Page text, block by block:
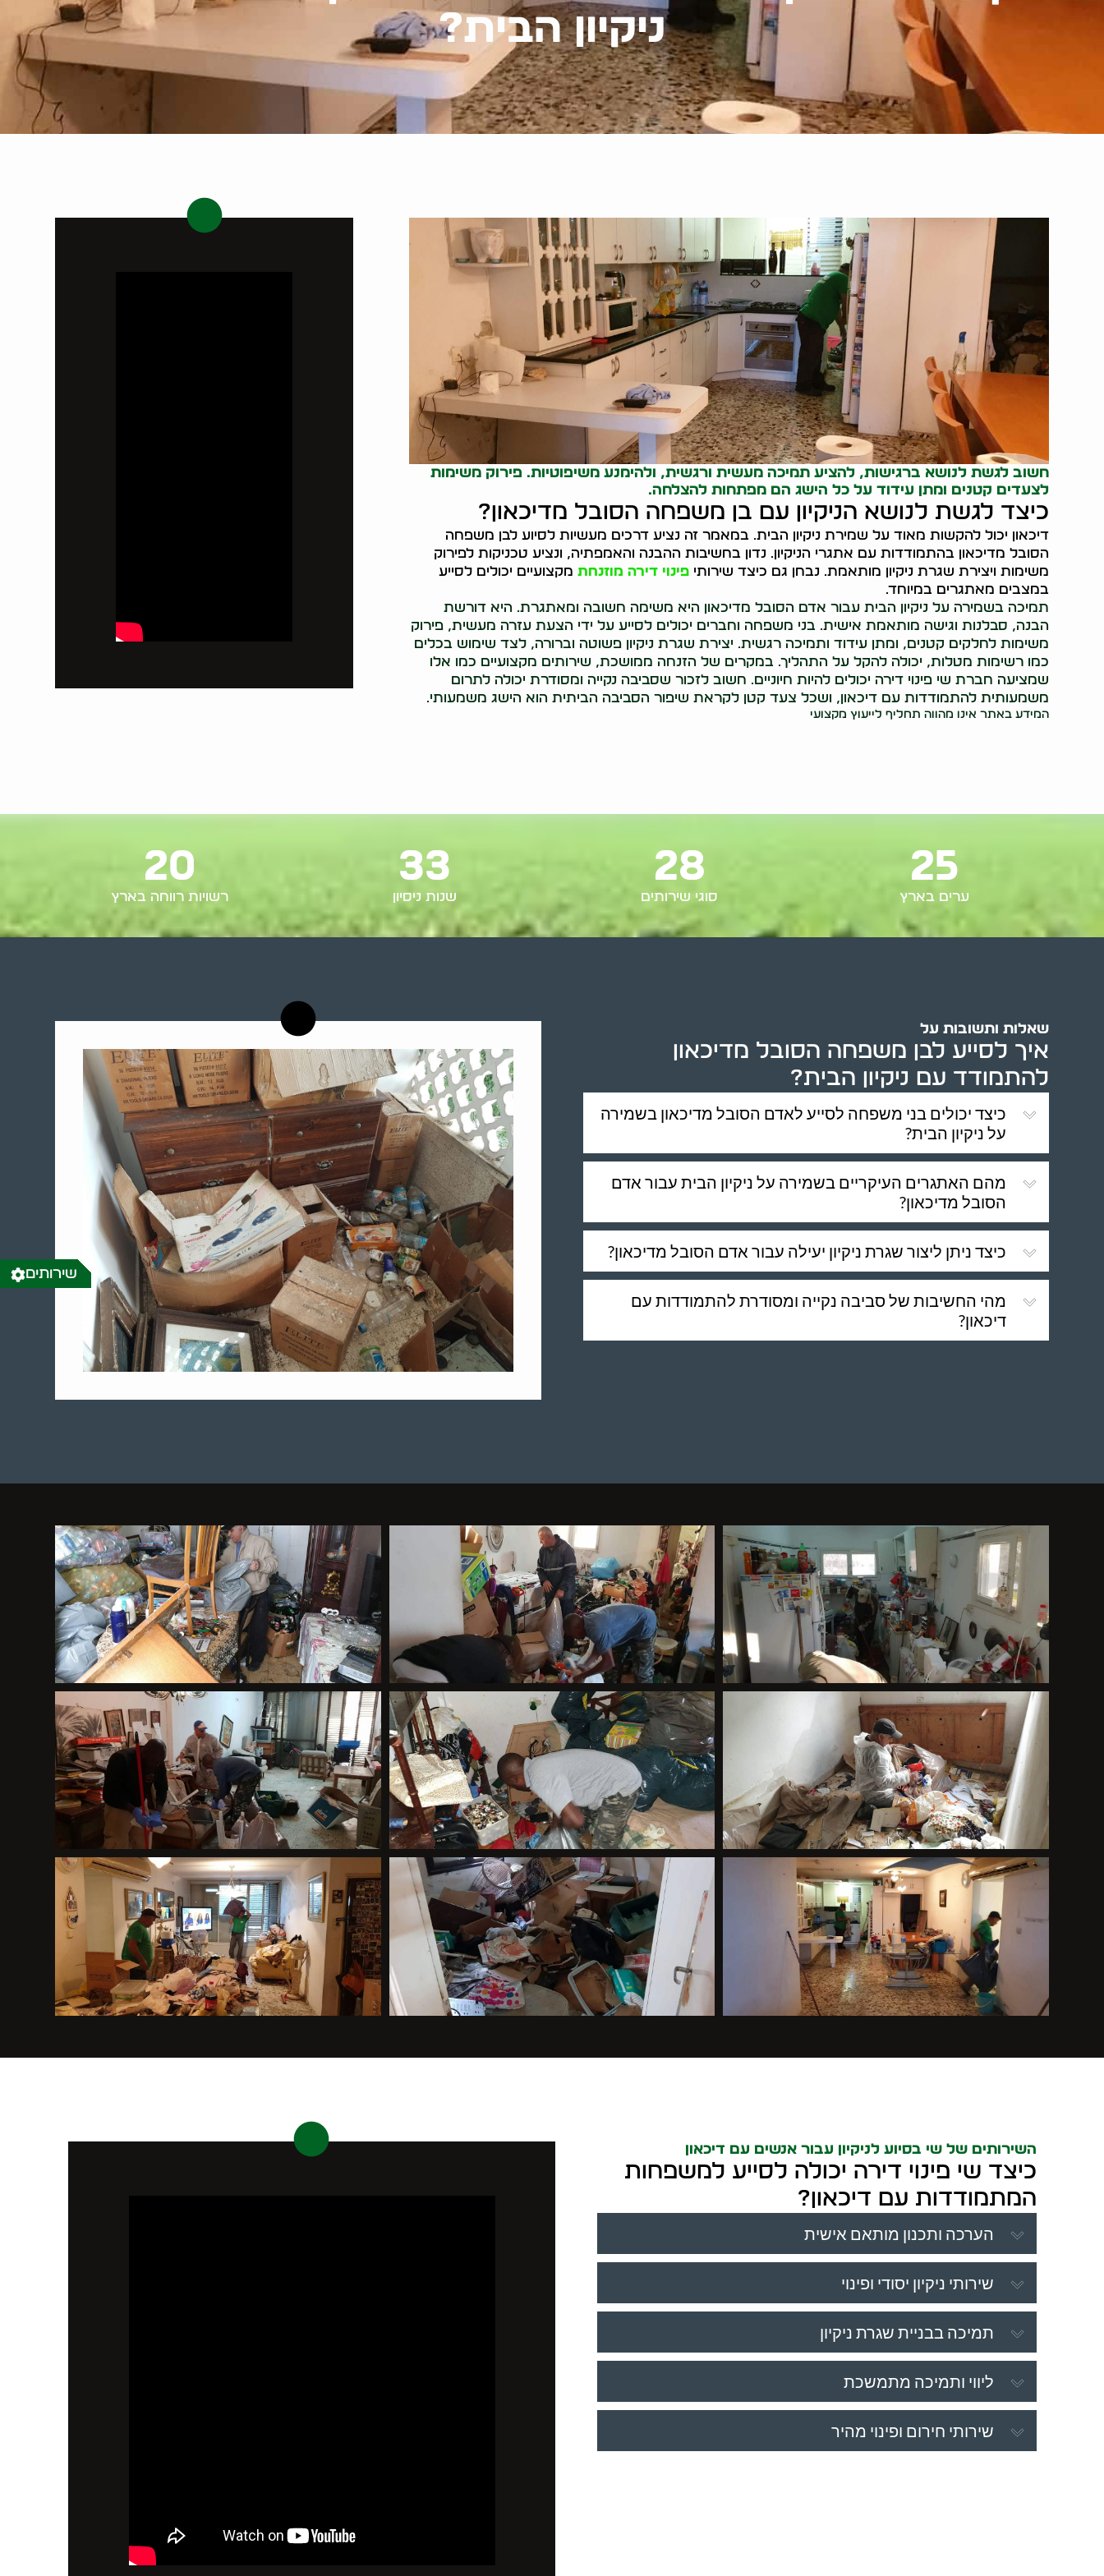
ניקיון הבית?
חשוב לגשת לנושא ברגישות, להציע תמיכה מעשית ורגשית, ולהימנע משיפוטיות. פירוק משימות
לצעדים קטנים ומתן עידוד על כל הישג הם מפתחות להצלחה.
כיצד לגשת לנושא הניקיון עם בן משפחה הסובל מדיכאון?
דיכאון יכול להקשות מאוד על שמירת ניקיון הבית. במאמר זה נציע דרכים מעשיות לסיוע לבן משפחה
הסובל מדיכאון בהתמודדות עם אתגרי הניקיון. נדון בחשיבות ההבנה והאמפתיה, ונציע טכניקות לפירוק
משימות ויצירת שגרת ניקיון מותאמת. נבחן גם כיצד שירותיפינוי דירה מוזנחת מקצועיים יכולים לסייע
במצבים מאתגרים במיוחד.
תמיכה בשמירה על ניקיון הבית עבור אדם הסובל מדיכאון היא משימה חשובה ומאתגרת. היא דורשת
הבנה, סבלנות וגישה מותאמת אישית. בני משפחה וחברים יכולים לסייע על ידי הצעת עזרה מעשית, פירוק
משימות לחלקים קטנים, ומתן עידוד ותמיכה רגשית. יצירת שגרת ניקיון פשוטה וברורה, לצד שימוש בכלים
כמו רשימות מטלות, יכולה להקל על התהליך. במקרים של הזנחה ממושכת, שירותים מקצועיים כמו אלו
שמציעה חברת שי פינוי דירה יכולים להיות חיוניים. חשוב לזכור שסביבה נקייה ומסודרת יכולה לתרום
משמעותית להתמודדות עם דיכאון, ושכל צעד קטן לקראת שיפור הסביבה הביתית הוא הישג משמעותי.
המידע באתר אינו מהווה תחליף לייעוץ מקצועי
ערים בארץ
25
סוגי שירותים
28
שנות ניסיון
33
רשויות רווחה בארץ
20
שאלות ותשובות על
איך לסייע לבן משפחה הסובל מדיכאון
להתמודד עם ניקיון הבית?
כיצד יכולים בני משפחה לסייע לאדם הסובל מדיכאון בשמירה
על ניקיון הבית?
מהם האתגרים העיקריים בשמירה על ניקיון הבית עבור אדם
הסובל מדיכאון?
כיצד ניתן ליצור שגרת ניקיון יעילה עבור אדם הסובל מדיכאון?
מהי החשיבות של סביבה נקייה ומסודרת להתמודדות עם
דיכאון?
השירותים של שי בסיוע לניקיון עבור אנשים עם דיכאון
כיצד שי פינוי דירה יכולה לסייע למשפחות
המתמודדות עם דיכאון?
הערכה ותכנון מותאם אישית
שירותי ניקיון יסודי ופינוי
תמיכה בבניית שגרת ניקיון
ליווי ותמיכה מתמשכת
שירותי חירום ופינוי מהיר
שירותים